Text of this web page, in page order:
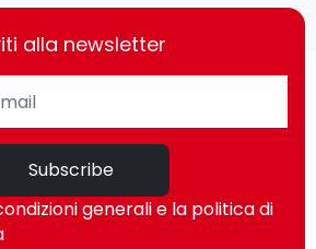
del
Dritto
No
alla newsletter
Subscribe
generali e la politica di